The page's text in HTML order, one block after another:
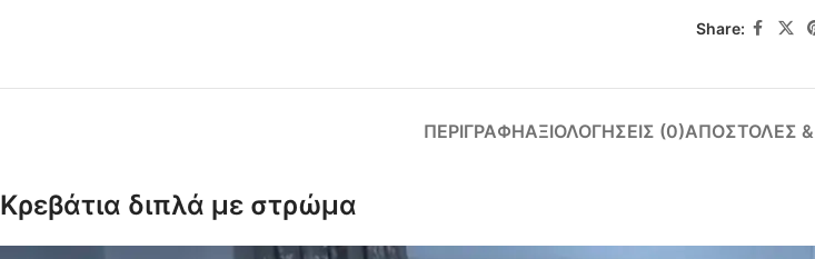
Share:
ΠΕΡΙΓΡΑΦΉΑΞΙΟΛΟΓΉΣΕΙΣ (0)ΑΠΟΣΤΟΛΈΣ
Κρεβάτια διπλά με στρώμα